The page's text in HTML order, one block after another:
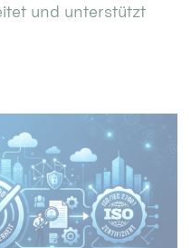
und unterstützt